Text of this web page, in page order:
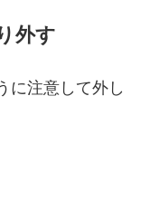
外す
に注意して外し